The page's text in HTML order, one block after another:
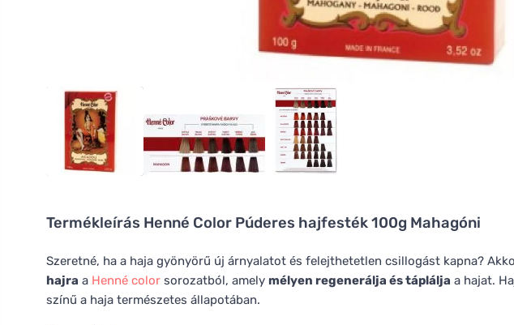
Termékleírás Henné Color Púderes hajfesték 100g Mahagóni
Szeretné, ha a haja gyönyörű új árnyalatot és felejthetetlen csillogást kapna?
hajra a Henné color sorozatból, amely mélyen regenerálja és táplálja a hajat.
színű a haja természetes állapotában.